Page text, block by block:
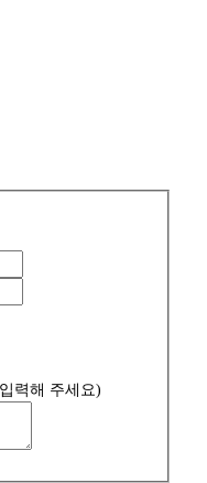
력해 주세요)